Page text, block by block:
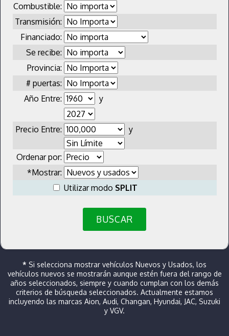
Combustible:
Transmisión:
Financiado:
Se recibe:
Provincia:
# puertas:
Año Entre:
y
Precio Entre: y
Ordenar por:
*Mostrar:
Utilizar modo SPLIT
BUSCAR
* Si selecciona mostrar vehículos Nuevos y Usados, los
vehículos nuevos se mostrarán aunque estén fuera del rango de
años seleccionados, siempre y cuando cumplan con los demás
criterios de búsqueda seleccionados. Actualmente estamos
incluyendo las marcas Aion, Audi, Changan, Hyundai, JAC, Suzuki
y VGV.